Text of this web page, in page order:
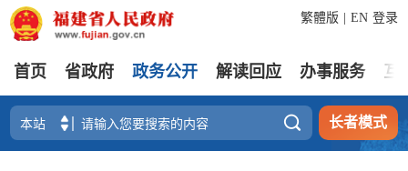
登录
繁體版 EN
首页 省政府 政务公开 解读回应 办事服务 互
 长者模式